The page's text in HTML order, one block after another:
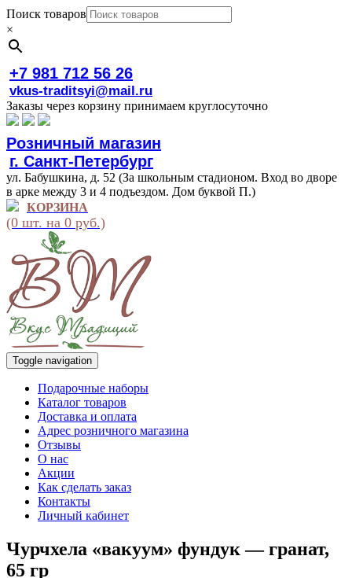
Поиск товаров
×
+7 981 712 56 26
vkus-traditsyi@mail.ru
Заказы через корзину принимаем круглосуточно
Розничный магазин
г. Санкт-Петербург
ул. Бабушкина, д. 52 (За школьным стадионом. Вход во дворе
в арке между 3 и 4 подъездом. Дом буквой П.)
КОРЗИНА
(0 шт. на 0 руб.)
Toggle navigation
Подарочные наборы
Каталог товаров
Доставка и оплата
Адрес розничного магазина
Отзывы
О нас
Акции
Как сделать заказ
Контакты
Личный кабинет
Чурчхела «вакуум» фундук — гранат,
65 гр